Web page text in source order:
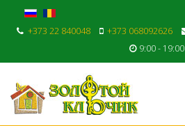
+373 22 840048 +373 068092626
9:00 - 19:00